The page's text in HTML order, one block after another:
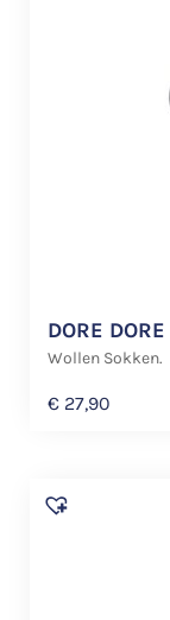
DORE DORE
Wollen Sokken.
€ 27,90